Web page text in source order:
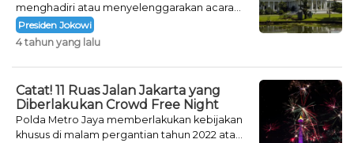
menghadiri atau menyelenggarakan acara
khusus untuk mengisi malam pergantian
tahun.
Presiden Jokowi
4 tahun yang lalu
Catat! 11 Ruas Jalan Jakarta yang
Diberlakukan Crowd Free Night
Polda Metro Jaya memberlakukan kebijakan
khusus di malam pergantian tahun 2022 atau